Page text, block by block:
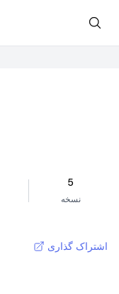
5
نسخه
اشتراک گذاری